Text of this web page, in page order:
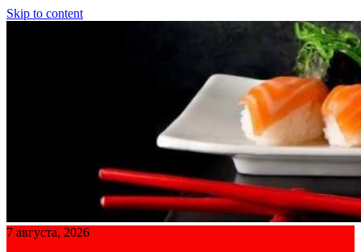
Skip to content
7 августа, 2026